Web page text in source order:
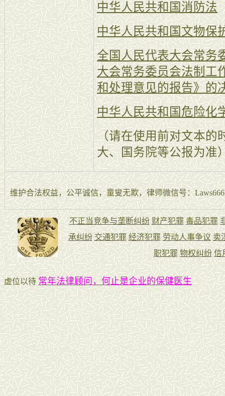
中华人民共和国消防法
中华人民共和国文物保
全国人民代表大会常务
大会常务委员会法制工
和处理意见的报告》的
中华人民共和国危险化
（请在使用前对文本的
大、国务院等公报为准
维护合法权益，公平诚信，童叟无欺，律师微信号：
虚位以待常年法律顾问，何止是企业的保健医生